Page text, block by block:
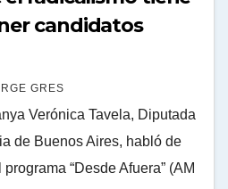
candidatos
GRES
Verónica Tavela, Diputada
de Buenos Aires, habló de
“Desde Afuera” (AM